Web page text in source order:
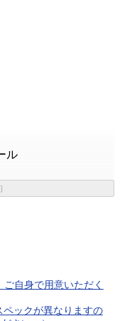
ル
ご自身で用意いただく
ペックが異なりますの